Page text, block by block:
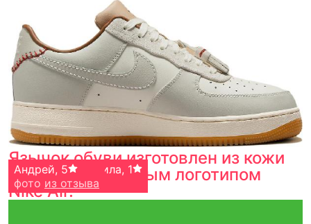
Язычок обуви изготовлен из кожи
коровы с тисненым логотипом
Nike Air.
Панченко Людмила, 1
фото из отзыва
Андрей, 5
фото из отзыва